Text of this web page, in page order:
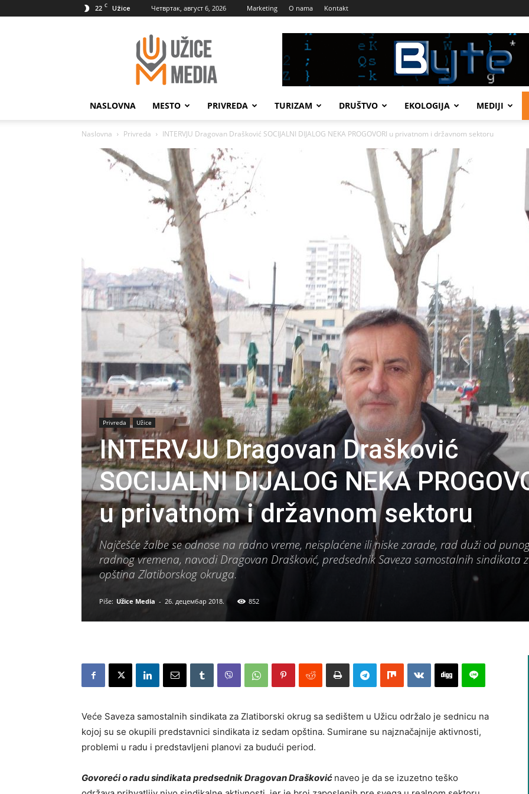
22 C Užice Четвртак, август 6, 2026 Marketing O nama Kontakt
UžiceMedia
NASLOVNA MESTO PRIVREDA TURIZAM DRUŠTVO EKOLOGIJA MEDIJI
Naslovna Privreda INTERVJU Dragovan Drašković SOCIJALNI DIJALOG NEKA PROGOVORI u privatnom i državnom sektoru
Privreda Užice
INTERVJU Dragovan Drašković
SOCIJALNI DIJALOG NEKA
u privatnom i državnom sektoru
Najčešće žalbe se odnose na radno vreme, neisplaćene ili niske zarade, rad duži od
radnog vremena, navodi Dragovan Drašković, predsednik Saveza samostalnih sindikata
opština Zlatiborskоg okruga.
Piše: Užice Media - 26. децембар 2018. 852
Veće Saveza samostalnih sindikata za Zlatiborski okrug sa sedištem u Užicu održalo je sednicu na
kojoj su se okupili predstavnici sindikata iz sedam opština. Sumirane su najznačajnije aktivnosti,
problemi u radu i predstavljeni planovi za budući period.
Govoreći o radu sindikata predsednik Dragovan Drašković naveo je da se izuzetno teško